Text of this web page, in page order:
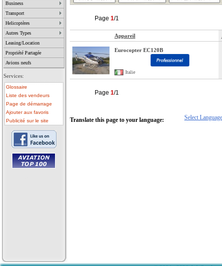
Business
Transport
Helicoptères
Autres Types
Leasing/Location
Propriété Partagée
Avions neufs
Services:
Glossaire
Liste des vendeurs
Page de démarrage
Ajouter aux favoris
Publicité sur le site
Page 1/1
Appareil
Eurocopter EC120B
Italie
Page 1/1
Translate this page to your language: Select Language